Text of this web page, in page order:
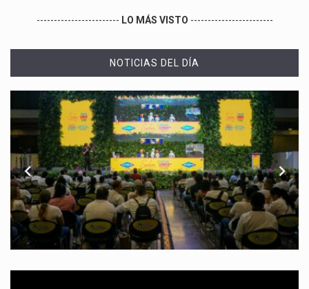
------------------------ LO MÁS VISTO ------------------------
NOTICIAS DEL DÍA